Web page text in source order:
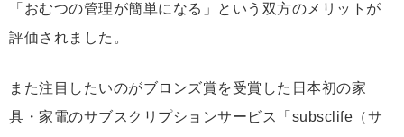
「おむつの管理が簡単になる」という双方のメリットが
評価されました。
また注目したいのがブロンズ賞を受賞した日本初の家
具・家電のサブスクリプションサービス「subsclife（サ